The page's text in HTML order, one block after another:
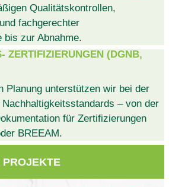
Qualitätskontrollen,
fachgerechter
bis zur Abnahme.
ZERTIFIZIERUNGEN (DGNB,
Planung unterstützen wir bei der
– von der
für Zertifizierungen
BREEAM.